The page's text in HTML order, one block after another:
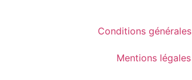
Conditions générales
Mentions légales